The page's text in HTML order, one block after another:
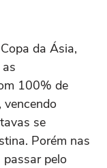
da Ásia,
100% de
vencendo
se
Porém nas
pelo